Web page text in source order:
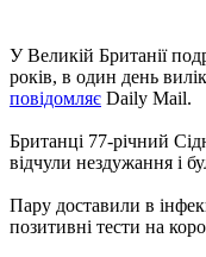
У Великій Британії
років, в один день
повідомляє Daily Mail.
Британці 77-річний
відчули нездужання і
Пару доставили в
позитивні тести на